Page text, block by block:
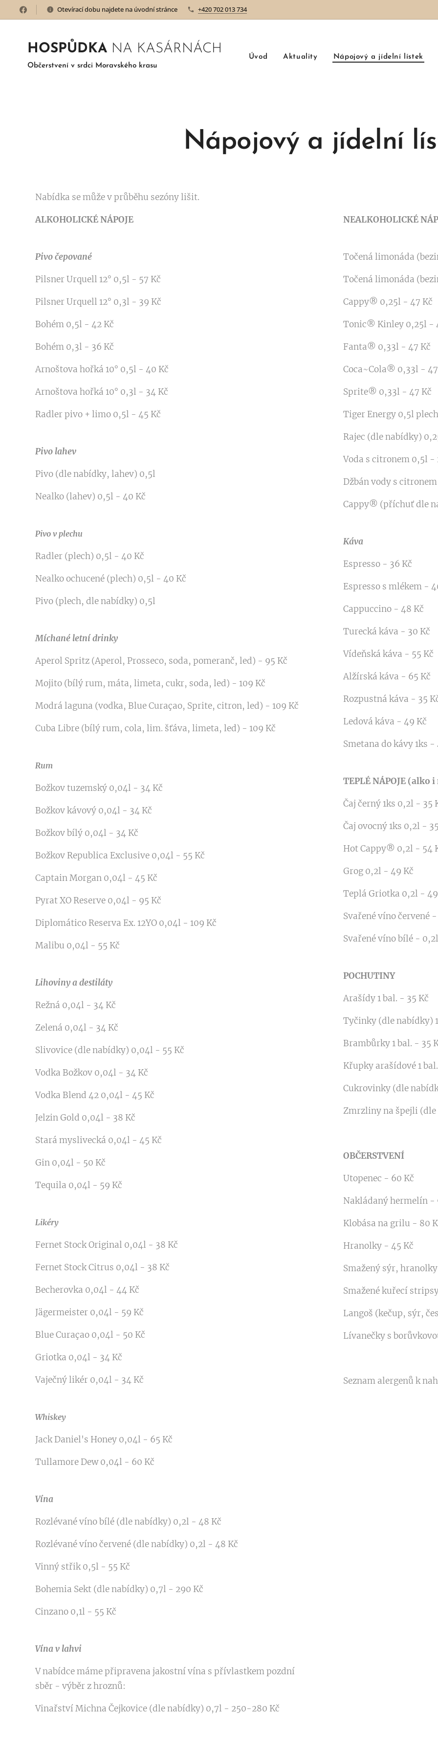
Otevírací dobu najdete na úvodní stránce +420 702 013 734
HOSPŮDKA NA KASÁRNÁCH
Občerstvení v srdci Moravského krasu
Úvod Aktuality Nápojový a jídelní lístek
Nápojový a jídelní
Nabídka se může v průběhu sezóny lišit.
ALKOHOLICKÉ NÁPOJE
Pivo čepované
Pilsner Urquell 12° 0,5l - 57 Kč
Pilsner Urquell 12° 0,3l - 39 Kč
Bohém 0,5l - 42 Kč
Bohém 0,3l - 36 Kč
Arnoštova hořká 10° 0,5l - 40 Kč
Arnoštova hořká 10° 0,3l - 34 Kč
Radler pivo + limo 0,5l - 45 Kč
Pivo lahev
Pivo (dle nabídky, lahev) 0,5l
Nealko (lahev) 0,5l - 40 Kč
Pivo v plechu
Radler (plech) 0,5l - 40 Kč
Nealko ochucené (plech) 0,5l - 40 Kč
Pivo (plech, dle nabídky) 0,5l
Míchané letní drinky
Aperol Spritz (Aperol, Prosseco, soda, pomeranč, led) - 95 Kč
Mojito (bílý rum, máta, limeta, cukr, soda, led) - 109 Kč
Modrá laguna (vodka, Blue Curaçao, Sprite, citron, led) - 109 Kč
Cuba Libre (bílý rum, cola, lim. šťáva, limeta, led) - 109 Kč
Rum
Božkov tuzemský 0,04l - 34 Kč
Božkov kávový 0,04l - 34 Kč
Božkov bílý 0,04l - 34 Kč
Božkov Republica Exclusive 0,04l - 55 Kč
Captain Morgan 0,04l - 45 Kč
Pyrat XO Reserve 0,04l - 95 Kč
Diplomático Reserva Ex. 12YO 0,04l - 109 Kč
Malibu 0,04l - 55 Kč
Lihoviny a destiláty
Režná 0,04l - 34 Kč
Zelená 0,04l - 34 Kč
Slivovice (dle nabídky) 0,04l - 55 Kč
Vodka Božkov 0,04l - 34 Kč
Vodka Blend 42 0,04l - 45 Kč
Jelzin Gold 0,04l - 38 Kč
Stará myslivecká 0,04l - 45 Kč
Gin 0,04l - 50 Kč
Tequila 0,04l - 59 Kč
Likéry
Fernet Stock Original 0,04l - 38 Kč
Fernet Stock Citrus 0,04l - 38 Kč
Becherovka 0,04l - 44 Kč
Jägermeister 0,04l - 59 Kč
Blue Curaçao 0,04l - 50 Kč
Griotka 0,04l - 34 Kč
Vaječný likér 0,04l - 34 Kč
Whiskey
Jack Daniel's Honey 0,04l - 65 Kč
Tullamore Dew 0,04l - 60 Kč
Vína
Rozlévané víno bílé (dle nabídky) 0,2l - 48 Kč
Rozlévané víno červené (dle nabídky) 0,2l - 48 Kč
Vinný střik 0,5l - 55 Kč
Bohemia Sekt (dle nabídky) 0,7l - 290 Kč
Cinzano 0,1l - 55 Kč
Vína v lahvi
V nabídce máme připravena jakostní vína s přívlastkem pozdní
sběr - výběr z hroznů:
Vinařství Michna Čejkovice (dle nabídky) 0,7l - 250-280 Kč
NEALKOHOLICKÉ
Točená limonáda
Točená limonáda
Cappy® 0,25l - 47 Kč
Tonic® Kinley 0,25l -
Fanta® 0,33l - 47 Kč
Coca~Cola® 0,33l -
Sprite® 0,33l - 47 Kč
Tiger Energy 0,5l
Rajec (dle nabídky)
Voda s citronem 0,5l -
Džbán vody s
Cappy® (příchuť dle
Káva
Espresso - 36 Kč
Espresso s mlékem -
Cappuccino - 48 Kč
Turecká káva - 30 Kč
Vídeňská káva - 55 Kč
Alžírská káva - 65 Kč
Rozpustná káva - 35
Ledová káva - 49 Kč
Smetana do kávy 1ks -
TEPLÉ NÁPOJE (alko
Čaj černý 1ks 0,2l - 35
Čaj ovocný 1ks 0,2l -
Hot Cappy® 0,2l - 54
Grog 0,2l - 49 Kč
Teplá Griotka 0,2l -
Svařené víno červené
Svařené víno bílé -
POCHUTINY
Arašídy 1 bal. - 35 Kč
Tyčinky (dle nabídky)
Brambůrky 1 bal. - 35
Křupky arašídové 1
Cukrovinky (dle
Zmrzliny na špejli
OBČERSTVENÍ
Utopenec - 60 Kč
Nakládaný hermelín -
Klobása na grilu - 80
Hranolky - 45 Kč
Smažený sýr,
Smažené kuřecí
Langoš (kečup, sýr,
Lívanečky s
Seznam alergenů k